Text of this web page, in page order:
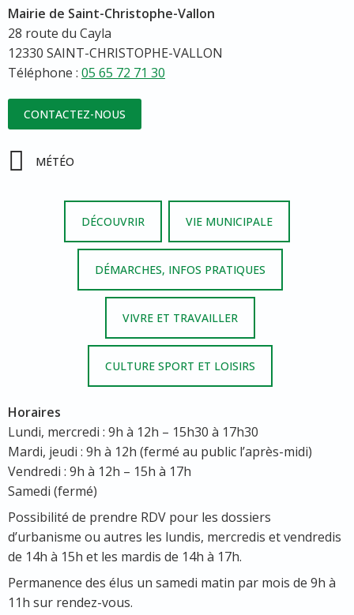
Mairie de Saint-Christophe-Vallon
28 route du Cayla
12330 SAINT-CHRISTOPHE-VALLON
Téléphone : 05 65 72 71 30
CONTACTEZ-NOUS
MÉTÉO
DÉCOUVRIR VIE MUNICIPALE
DÉMARCHES, INFOS PRATIQUES
VIVRE ET TRAVAILLER
CULTURE SPORT ET LOISIRS
Horaires
Lundi, mercredi : 9h à 12h – 15h30 à 17h30
Mardi, jeudi : 9h à 12h (fermé au public l’après-midi)
Vendredi : 9h à 12h – 15h à 17h
Samedi (fermé)
Possibilité de prendre RDV pour les dossiers
d’urbanisme ou autres les lundis, mercredis et vendredis
de 14h à 15h et les mardis de 14h à 17h.
Permanence des élus un samedi matin par mois de 9h à
11h sur rendez-vous.